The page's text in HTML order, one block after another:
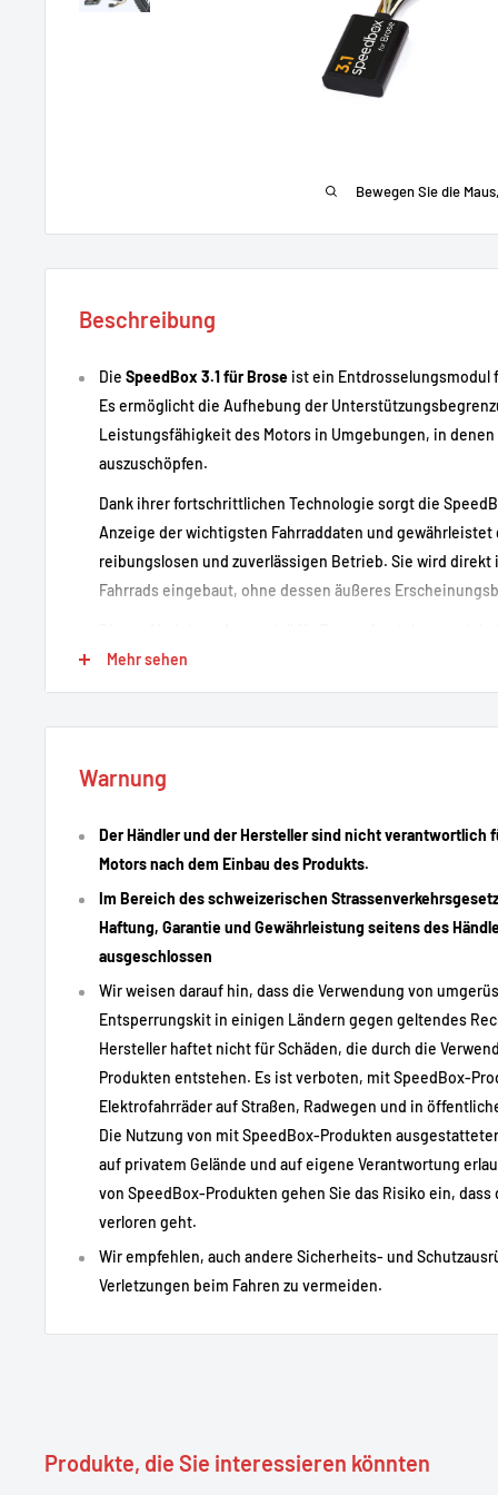
Bewegen Sie die
Beschreibung
Die SpeedBox 3.1 für Brose ist ein Entdrosselungsmodul
Es ermöglicht die Aufhebung der
Leistungsfähigkeit des Motors in Umgebungen, in
auszuschöpfen.
Dank ihrer fortschrittlichen Technologie sorgt die
Anzeige der wichtigsten Fahrraddaten und
reibungslosen und zuverlässigen Betrieb. Sie wird
Fahrrads eingebaut, ohne dessen äußeres
optimale Kompatibilität sowie ein natürliches Fahrerlebnis.
Kompatibel mit
Aufhebung der Geschwindigkeitsbegrenzung auf 25
Reibungsloser und leiser Betrieb
Interner Einbau ohne sichtbare Veränderungen am
Einfaches Ein- und Ausschalten
Speziell für Brose-Systeme entwickelt
Hochwertige Elektronik und bewährte Zuverlässigkeit
🔧Technische Beschreibung
Spezifikation
Art des Produkts
E-Bike-
Modell
Kompatibilität
Kompatible Brose-Motoren
Funktion
Aufhebung der Begrenzung
Verwendung
E-Bikes mit Brose-Motor
Mehr sehen
Warnung
Der Händler und der Hersteller sind nicht verantwortlich
Motors nach dem Einbau des Produkts.
Im Bereich des schweizerischen
Haftung, Garantie und Gewährleistung seitens des
ausgeschlossen
Wir weisen darauf hin, dass die Verwendung von
Entsperrungskit in einigen Ländern gegen geltendes
Hersteller haftet nicht für Schäden, die durch die
Produkten entstehen. Es ist verboten, mit SpeedBox-
Elektrofahrräder auf Straßen, Radwegen und in
Die Nutzung von mit SpeedBox-Produkten
auf privatem Gelände und auf eigene Verantwortung
von SpeedBox-Produkten gehen Sie das Risiko ein, dass
verloren geht.
Wir empfehlen, auch andere Sicherheits- und
Verletzungen beim Fahren zu vermeiden.
Produkte, die Sie interessieren könnten